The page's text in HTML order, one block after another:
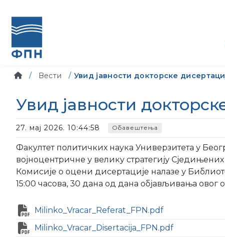
Вести Увид јавности докторске
Увид јавности
27. мај 2026. 10:44:58 Обавештења
Факултет политичких наука Универзитета у
војноцентричне у велику стратегију
Комисије о оцени дисертације налазе у
15:00 часова, 30 дана од дана објављивања овог
Milinko_Vracar_Referat_FPN.pdf
Milinko_Vracar_Disertacija_FPN.pdf